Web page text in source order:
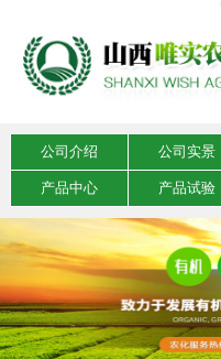
公司介绍 公司实景
产品中心 产品试验